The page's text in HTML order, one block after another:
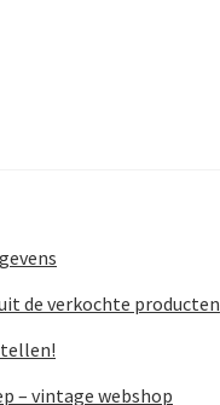
de verkochte producten
– vintage webshop